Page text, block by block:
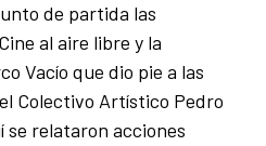
de partida las
al aire libre y la
Vacío que dio pie a las
Colectivo Artístico Pedro
se relataron acciones